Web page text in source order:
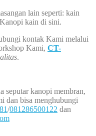
lain seperti: kain
kain di sini.
kontak Kami melalui
Kami, CT-
.
seputar kanopi membran,
dan bisa menghubungi
/081286500122 dan